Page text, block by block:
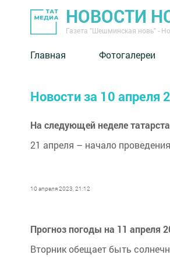
НОВОСТИ
Газета "Шешминская новь" -
Главная Фотогалереи
Новости за 10 апреля
На следующей неделе
21 апреля – начало
10 апреля 2023, 21:12
Прогноз погоды на 11 апреля
Вторник обещает быть